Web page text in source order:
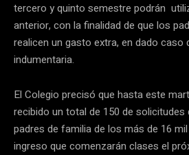
tercero y quinto semestre podrán
anterior, con la finalidad de que los
realicen un gasto extra, en dado caso
indumentaria.
El Colegio precisó que hasta este
recibido un total de 150 de
padres de familia de los más de 16
ingreso que comenzarán clases el